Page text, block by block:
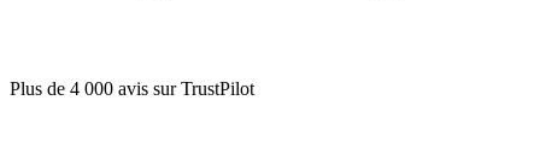
Plus de 4 000 avis sur TrustPilot